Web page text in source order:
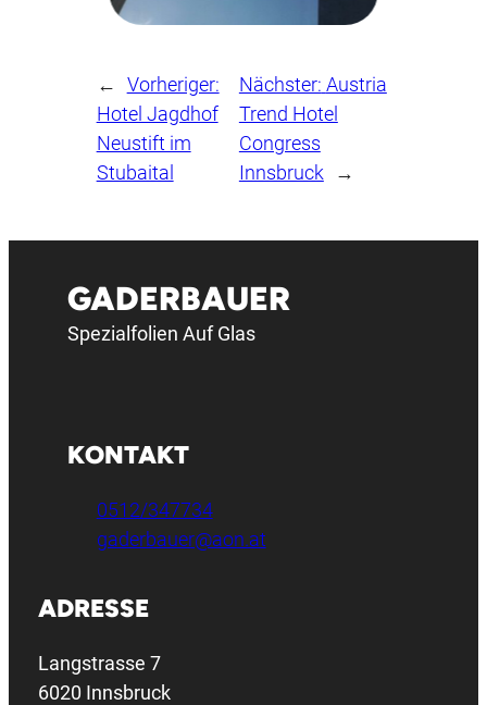
←
Vorheriger:
Hotel Jagdhof
Neustift im
Stubaital
Nächster: Austria
Trend Hotel
Congress
Innsbruck
→
GADERBAUER
Spezialfolien Auf Glas
KONTAKT
0512/347734
gaderbauer@aon.at
ADRESSE
Langstrasse 7
6020 Innsbruck